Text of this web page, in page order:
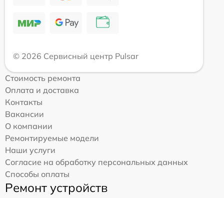
© 2026 Сервисный центр Pulsar
Стоимость ремонта
Оплата и доставка
Контакты
Вакансии
О компании
Ремонтируемые модели
Наши услуги
Согласие на обработку персональных данных
Способы оплаты
Ремонт устройств